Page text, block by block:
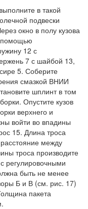
в такой
подвески
окно в полу кузова
помощью
12 с
7 с шайбой 13,
5. Соберите
смазкой ВНИИ
шплинт в том
Опустите кузов
верхнего и
войти во впадины
15. Длина троса
между
троса производите
регулировочными
быть не менее
Б и В (см. рис. 17)
пакета